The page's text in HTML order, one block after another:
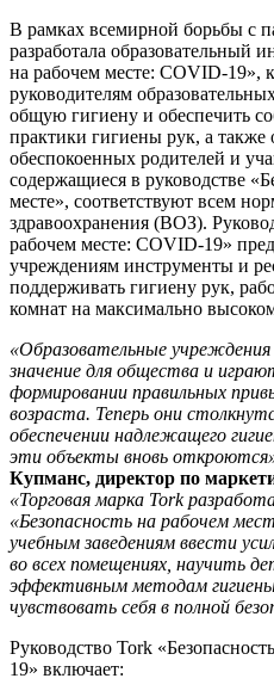
В рамках всемирной борьбы с
разработала образовательный
на рабочем месте: COVID-19»,
руководителям
общую гигиену и обеспечить
практики гигиены рук, а также
обеспокоенных родителей и
содержащиеся в руководстве
месте», соответствуют всем
здравоохранения (ВОЗ).
рабочем месте: COVID-19»
учреждениям инструменты и
поддерживать гигиену рук,
комнат на максимально
«Образовательные
значение для общества и
формировании правильных
возраста. Теперь они
обеспечении надлежащего
эти объекты вновь
Купманс, директор по
«Торговая марка Tork
«Безопасность на рабочем
учебным заведениям ввести
во всех помещениях, научить
эффективным методам
чувствовать себя в полной
Руководство Tork
19» включает: